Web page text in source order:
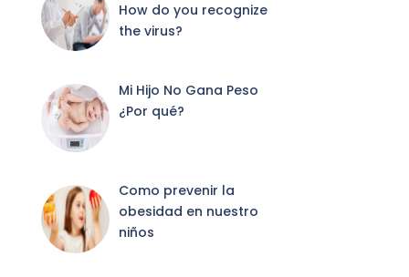
How do you recognize
the virus?
Mi Hijo No Gana Peso
¿Por qué?
Como prevenir la
obesidad en nuestro
niños